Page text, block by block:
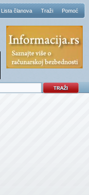
Lista članova Traži Pomoć